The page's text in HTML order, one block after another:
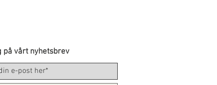
på vårt nyhetsbrev